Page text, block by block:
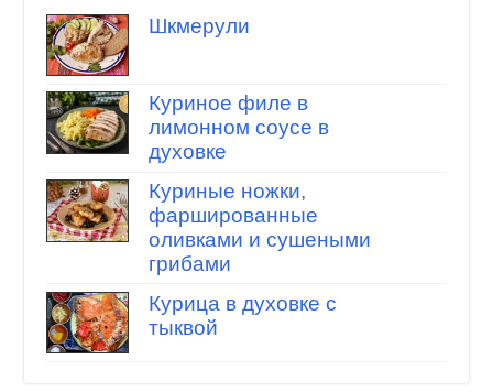
Шкмерули
Куриное филе в
лимонном соусе в
духовке
Куриные ножки,
фаршированные
оливками и сушеными
грибами
Курица в духовке с
тыквой